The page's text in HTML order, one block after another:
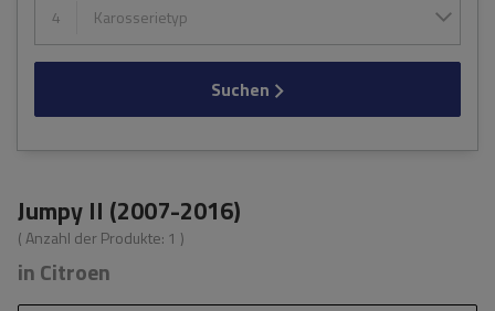
4 Karosserietyp
Suchen
Jumpy II (2007-2016)
( Anzahl der Produkte: 1 )
in Citroen